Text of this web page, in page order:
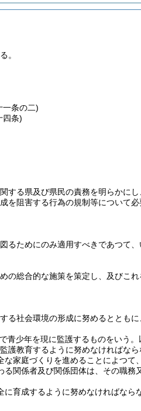
。
条の二)
四条)
する県及び県民の責務を明らかに
を阻害する行為の規制等について
るためにのみ適用すべきであつて
の総合的な施策を策定し、及びこれ
る社会環境の形成に努めるととも
青少年を現に監護するものをいう。
護教育するように努めなければなら
家庭づくりを進めることによつて
関係者及び関係団体は、その職
育成するように努めなければなら